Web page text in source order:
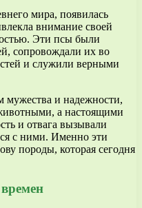
мира, появилась
внимание своей
Эти псы были
сопровождали их во
и служили верными
мужества и надежности,
а настоящими
и отвага вызывали
с ними. Именно эти
породы, которая сегодня